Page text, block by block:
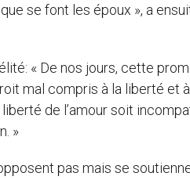
se font les époux », a
« De nos jours, cette
mal compris à la liberté et
de l’amour soit
»
pas mais se